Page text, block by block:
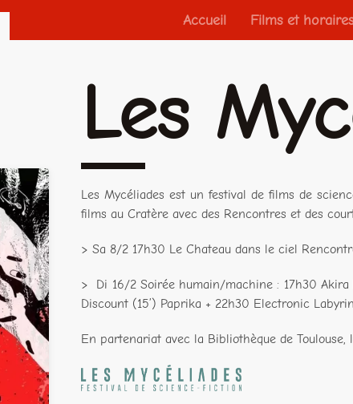
Accueil Films et horaires
Les
Les Mycéliades est un festival de films de
films au Cratère avec des Rencontres et des
> Sa 8/2 17h30 Le Chateau dans le ciel
> Di 16/2 Soirée humain/machine : 17h30
Discount (15’) Paprika + 22h30 Electronic
En partenariat avec la Bibliothèque de Toulouse,